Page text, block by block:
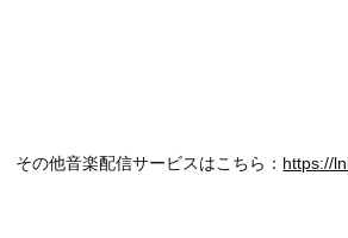
その他音楽配信サービスはこちら： https://